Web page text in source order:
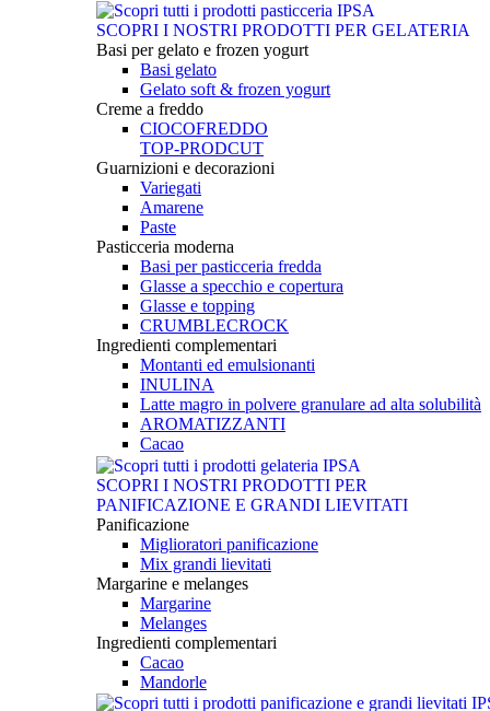
SCOPRI I NOSTRI PRODOTTI PER GELATERIA
Basi per gelato e frozen yogurt
Basi gelato
Gelato soft & frozen yogurt
Creme a freddo
CIOCOFREDDO
TOP-PRODCUT
Guarnizioni e decorazioni
Variegati
Amarene
Paste
Pasticceria moderna
Basi per pasticceria fredda
Glasse a specchio e copertura
Glasse e topping
CRUMBLECROCK
Ingredienti complementari
Montanti ed emulsionanti
INULINA
Latte magro in polvere granulare ad alta solubilità
AROMATIZZANTI
Cacao
SCOPRI I NOSTRI PRODOTTI PER
PANIFICAZIONE E GRANDI LIEVITATI
Panificazione
Miglioratori panificazione
Mix grandi lievitati
Margarine e melanges
Margarine
Melanges
Ingredienti complementari
Cacao
Mandorle